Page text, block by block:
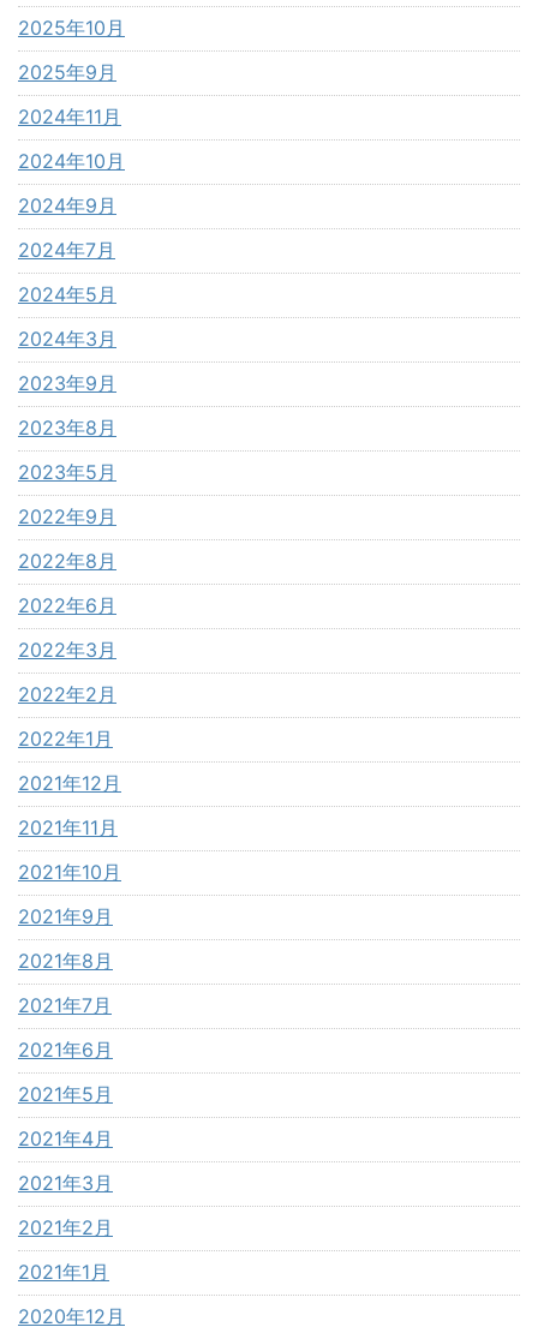
2025年10月
2025年9月
2024年11月
2024年10月
2024年9月
2024年7月
2024年5月
2024年3月
2023年9月
2023年8月
2023年5月
2022年9月
2022年8月
2022年6月
2022年3月
2022年2月
2022年1月
2021年12月
2021年11月
2021年10月
2021年9月
2021年8月
2021年7月
2021年6月
2021年5月
2021年4月
2021年3月
2021年2月
2021年1月
2020年12月